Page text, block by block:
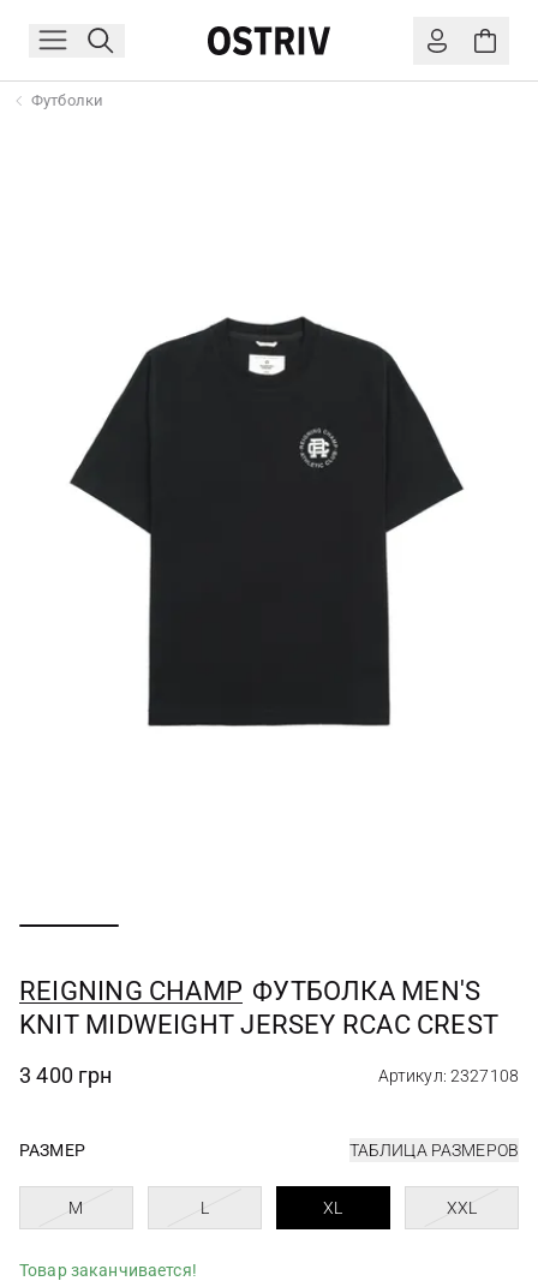
Футболки
REIGNING CHAMP ФУТБОЛКА MEN'S
KNIT MIDWEIGHT JERSEY RCAC CREST
3 400 грн Артикул: 2327108
РАЗМЕР ТАБЛИЦА РАЗМЕРОВ
M L XL XXL
Товар заканчивается!